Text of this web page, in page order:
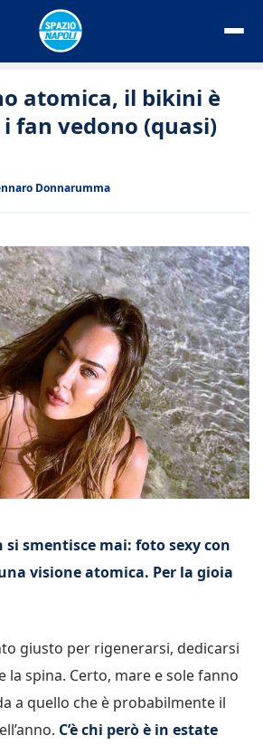
atomica, il bikini è
fan vedono (quasi)
Donnarumma
si smentisce mai: foto sexy con
visione atomica. Per la gioia
giusto per rigenerarsi, dedicarsi
la spina. Certo, mare e sole fanno
a quello che è probabilmente il
C’è chi però è in estate